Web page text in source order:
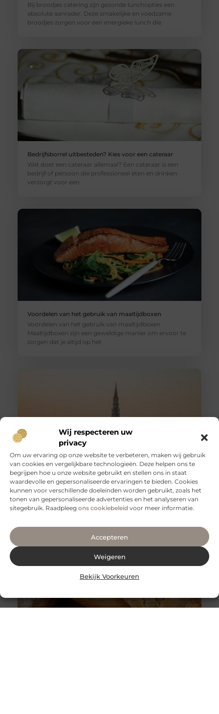
Wij respecteren uw
privacy
Om uw ervaring op onze website te verbeteren, maken wij gebruik
van cookies en vergelijkbare technologieën. Deze helpen ons te
begrijpen hoe u onze website gebruikt en stellen ons in staat
waardevolle en gepersonaliseerde ervaringen te bieden. Cookies
kunnen voor verschillende doeleinden worden gebruikt, zoals het
tonen van gepersonaliseerde advertenties en het analyseren van
sitegebruik. Raadpleeg ons cookiebeleid voor meer informatie.
Accepteren
Weigeren
Bekijk Voorkeuren
Bij broodjes catering zijn gezonde lunchopties een
absolute aanrader. Deze smakelijke en voedzame
broodjes zorgen voor een energieke lunch die
Bedrijfsborrel uitbesteden? Kies voor een cateraar
Wat doet een cateraar allemaal? Een cateraar is een
bedrijf of persoon die professioneel eten en drinken
verzorgt voor een
Voordelen van het gebruik van maaltijdboxen
Voordelen van het gebruik van maaltijdboxen
Maaltijdboxen zijn een geweldige manier om ervoor te
zorgen dat je altijd op het
De lekkerste restaurants in Brussel
Heb je een dag erop uit gepland in Brussel en zoek je
nog een goede locatie om de avond door